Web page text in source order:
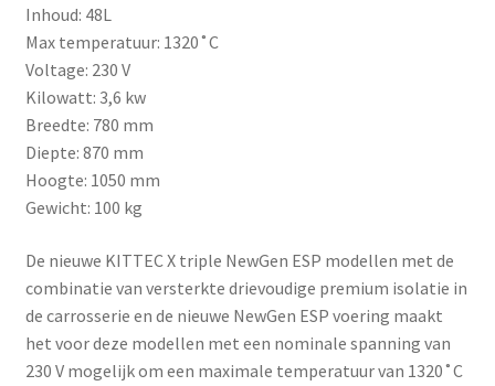
Inhoud: 48L
Max temperatuur: 1320˚C
Voltage: 230 V
Kilowatt: 3,6 kw
Breedte: 780 mm
Diepte: 870 mm
Hoogte: 1050 mm
Gewicht: 100 kg
De nieuwe KITTEC X triple NewGen ESP modellen met de
combinatie van versterkte drievoudige premium isolatie in
de carrosserie en de nieuwe NewGen ESP voering maakt
het voor deze modellen met een nominale spanning van
230 V mogelijk om een maximale temperatuur van 1320˚C